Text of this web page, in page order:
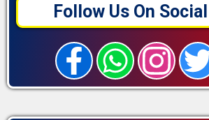
Follow Us On